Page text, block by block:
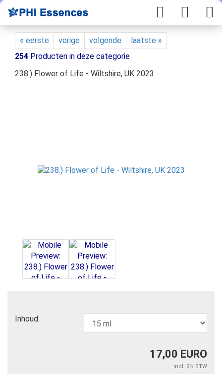
« eerste vorige volgende
laatste »
254 Producten in deze categorie
238.) Flower of Life - Wiltshire, UK 2023
Inhoud:
17,00 EURO
incl. 9% BTW